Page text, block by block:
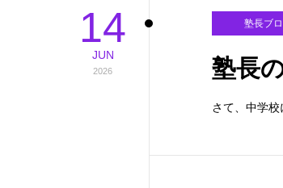
14
JUN
2026
塾長ブ
塾長
さて、中学